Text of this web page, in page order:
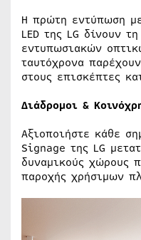
Η πρώτη εντύπωση
LED της LG δίνουν
εντυπωσιακών
ταυτόχρονα
στους επισκέπτες
Διάδρομοι &
Αξιοποιήστε κάθε
Signage της LG
δυναμικούς χώρους
παροχής χρήσιμων